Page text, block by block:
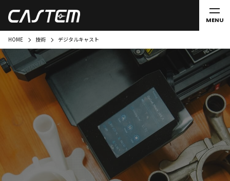
MENU
HOME 技術 デジタルキャスト